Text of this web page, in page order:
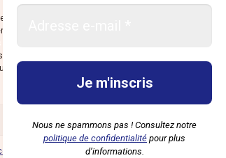
nous utilisons des technologies telles que les
informations des appareils. Le fait de
de traiter des données telles que le
uniques sur ce site. Le fait de ne pas consentir
avoir un effet négatif sur certaines
Refuser Voir les préférences
Mentions légales
Nous ne spammons pas ! Consultez notre
politique de confidentialité pour plus
d’informations.